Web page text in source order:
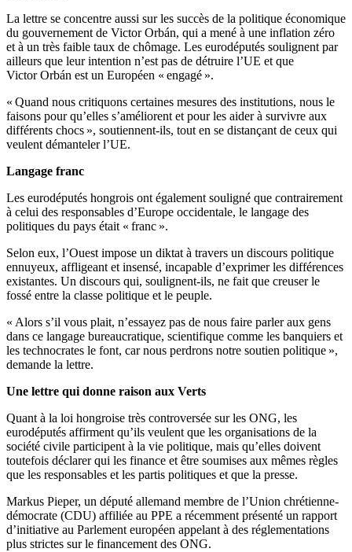
La lettre se concentre aussi sur les succès de la politique économique
du gouvernement de Victor Orbán, qui a mené à une inflation zéro
et à un très faible taux de chômage. Les eurodéputés soulignent par
ailleurs que leur intention n’est pas de détruire l’UE et que
Victor Orbán est un Européen « engagé ».
« Quand nous critiquons certaines mesures des institutions, nous le
faisons pour qu’elles s’améliorent et pour les aider à survivre aux
différents chocs », soutiennent-ils, tout en se distançant de ceux qui
veulent démanteler l’UE.
Langage franc
Les eurodéputés hongrois ont également souligné que contrairement
à celui des responsables d’Europe occidentale, le langage des
politiques du pays était « franc ».
Selon eux, l’Ouest impose un diktat à travers un discours politique
ennuyeux, affligeant et insensé, incapable d’exprimer les différences
existantes. Un discours qui, soulignent-ils, ne fait que creuser le
fossé entre la classe politique et le peuple.
« Alors s’il vous plait, n’essayez pas de nous faire parler aux gens
dans ce langage bureaucratique, scientifique comme les banquiers et
les technocrates le font, car nous perdrons notre soutien politique »,
demande la lettre.
Une lettre qui donne raison aux Verts
Quant à la loi hongroise très controversée sur les ONG, les
eurodéputés affirment qu’ils veulent que les organisations de la
société civile participent à la vie politique, mais qu’elles doivent
toutefois déclarer qui les finance et être soumises aux mêmes règles
que les responsables et les partis politiques et que la presse.
Markus Pieper, un député allemand membre de l’Union chrétienne-
démocrate (CDU) affiliée au PPE a récemment présenté un rapport
d’initiative au Parlement européen appelant à des réglementations
plus strictes sur le financement des ONG.